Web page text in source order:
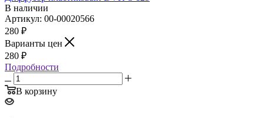
В наличии
Артикул: 00-00020566
280 ₽
Варианты цен
280 ₽
Подробности
В корзину